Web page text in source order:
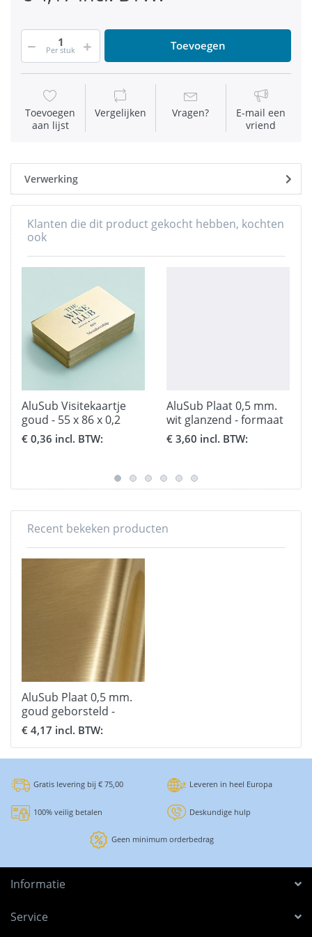
Per stuk Toevoegen
Toevoegen
aan lijst
Vergelijken Vragen?
E-mail een
vriend
Verwerking
Klanten die dit product gekocht hebben, kochten
ook
AluSub Visitekaartje
goud - 55 x 86 x 0,2
mm.
€ 0,36 incl. BTW:
AluSub Plaat 0,5 mm.
wit glanzend - formaat
20 x 30,5 cm.
€ 3,60 incl. BTW:
Recent bekeken producten
AluSub Plaat 0,5 mm.
goud geborsteld -
formaat 20 x 30,5 cm.
€ 4,17 incl. BTW:
Gratis levering bij € 75,00 Leveren in heel Europa
100% veilig betalen Deskundige hulp
Geen minimum orderbedrag
Informatie
Service